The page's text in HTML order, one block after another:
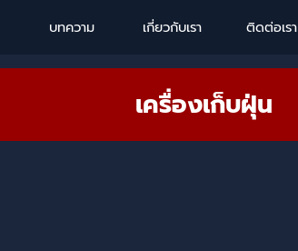
บทความ เกี่ยวกับเรา ติดต่อเรา
เครื่องเก็บฝุ่น